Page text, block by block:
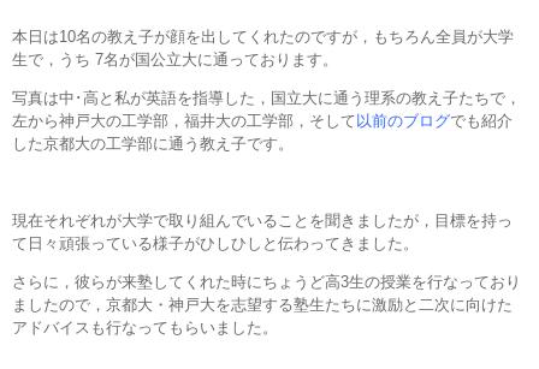
本日は10名の教え子が顔を出してくれたのですが，もちろん全員が大学
生で，うち 7名が国公立大に通っております。
写真は中･高と私が英語を指導した，国立大に通う理系の教え子たちで，
左から神戸大の工学部，福井大の工学部，そして 以前のブログでも紹介
した京都大の工学部に通う教え子です。
現在それぞれが大学で取り組んでいることを聞きましたが，目標を持っ
て日々頑張っている様子がひしひしと伝わってきました。
さらに，彼らが来塾してくれた時にちょうど高3生の授業を行なっており
ましたので，京都大・神戸大を志望する塾生たちに激励と二次に向けた
アドバイスも行なってもらいました。